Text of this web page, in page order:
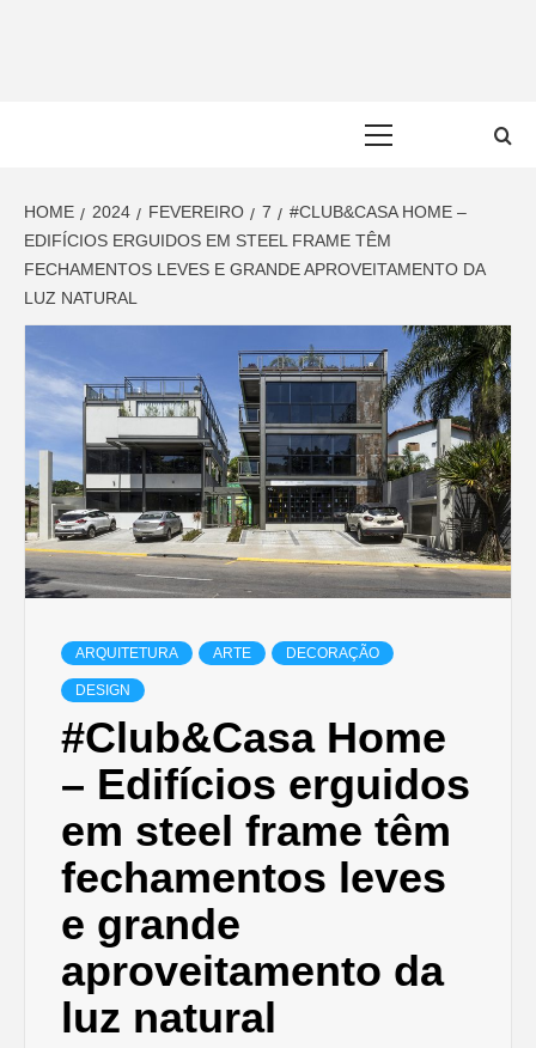
HOME 2024 FEVEREIRO 7
#CLUB&CASA HOME –
EDIFÍCIOS ERGUIDOS EM STEEL FRAME TÊM
FECHAMENTOS LEVES E GRANDE APROVEITAMENTO DA
LUZ NATURAL
ARQUITETURA ARTE DECORAÇÃO
DESIGN
#Club&Casa Home
– Edifícios erguidos
em steel frame têm
fechamentos leves
e grande
aproveitamento da
luz natural